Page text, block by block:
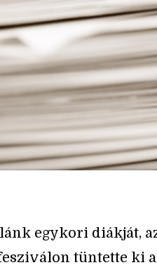
egykori diákját,
tüntette ki